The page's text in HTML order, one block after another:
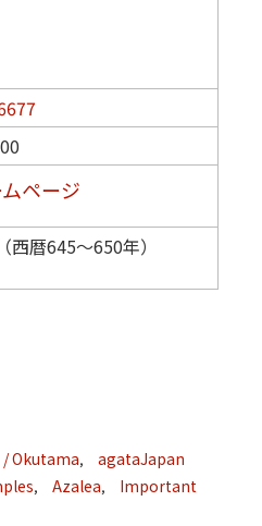
ページ
西暦645～650年）
Okutama,
agataJapan
, Azalea,
Important